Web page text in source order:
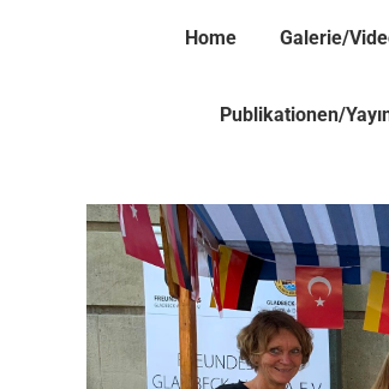
Home Galerie/
Publikationen/